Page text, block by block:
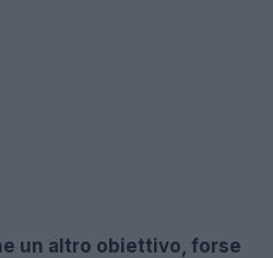
un altro obiettivo, forse